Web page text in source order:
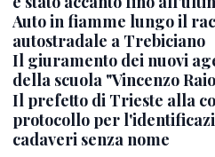
Auto in fiamme lungo il
autostradale a Trebiciano
Il giuramento dei nuovi
della scuola "Vincenzo
Il prefetto di Trieste alla
protocollo per
cadaveri senza nome